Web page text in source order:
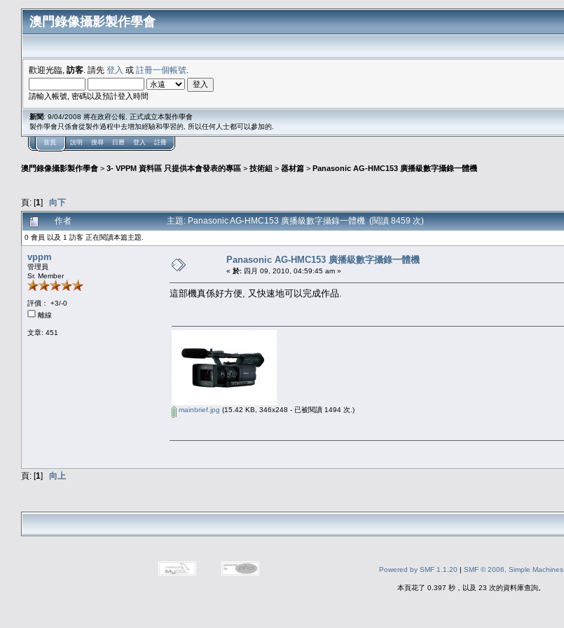
澳門錄像攝影製作學會
歡迎光臨, 訪客 . 請先 登入 或 註冊一個帳號
請輸入帳號, 密碼以及預計登入時間
新聞: 9/04/2008 將在政府公報, 正式成立本製作學會
製作學會只係會從製作過程中去增加經驗和學習的, 所以任何人士都可以參加的.
首頁 說明 搜尋 日曆 登入 註冊
澳門錄像攝影製作學會 > 3- VPPM 資料區 只提供本會發表的專區 > 技術組 > 器材篇 > Panasonic AG-HMC153 廣播級數字攝錄一體機
頁: [1] 向下
作者 主題: Panasonic AG-HMC153 廣播級數字攝錄一體機 (閱讀 8459 次)
0 會員 以及 1 訪客 正在閱讀本篇主題.
vppm
管理員
Sr. Member
評價： +3/-0
離線
文章: 451
Panasonic AG-HMC153 廣播級數字攝錄一體機
« 於: 四月 09, 2010, 04:59:45 am »
這部機真係好方便, 又快速地可以完成作品.
mainbrief.jpg (15.42 KB, 346x248 - 已被閱讀 1494 次.)
頁: [1] 向上
Powered by SMF 1.1.20| SMF © 2006, Simple Machines
本頁花了 0.397 秒，以及 23 次的資料庫查詢。